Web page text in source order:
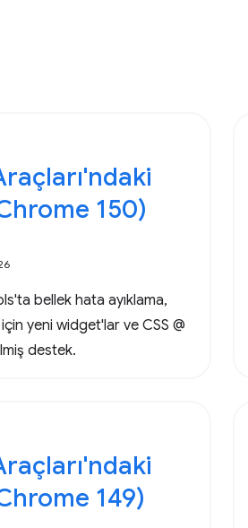
150)
bellek hata ayıklama,
yeni widget'lar ve CSS @
destek.
149)